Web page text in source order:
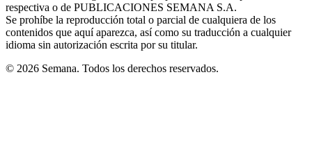
window
respectiva o de PUBLICACIONES SEMANA S.A.
Se prohíbe la reproducción total o parcial de cualquiera de los
contenidos que aquí aparezca, así como su traducción a cualquier
idioma sin autorización escrita por su titular.
© 2026 Semana. Todos los derechos reservados.